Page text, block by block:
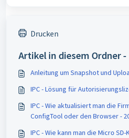
Drucken
Artikel in diesem Ordner -
Anleitung um Snapshot und
IPC - Lösung für
IPC - Wie aktualisiert man die
ConfigTool oder den Browser -
IPC - Wie kann man die Micro